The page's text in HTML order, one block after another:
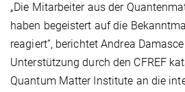
„Die Mitarbeiter aus der
haben begeistert auf die
reagiert”, berichtet Andrea
Unterstützung durch den CFREF
Quantum Matter Institute an die